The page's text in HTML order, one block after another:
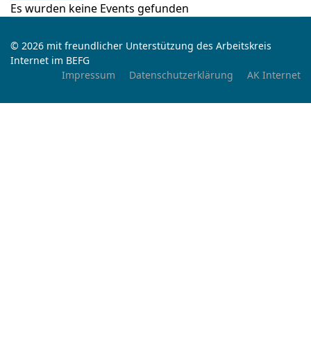
Es wurden keine Events gefunden
© 2026 mit freundlicher Unterstützung des Arbeitskreis
Internet im BEFG
Impressum
Datenschutzerklärung AK Internet